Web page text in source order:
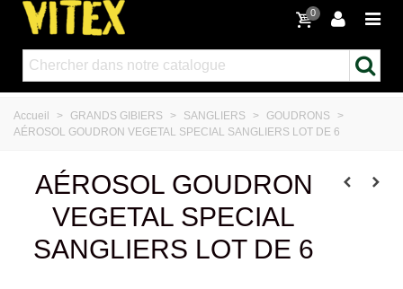
0
Accueil > GRANDS GIBIERS > SANGLIERS > GOUDRONS
>
AÉROSOL GOUDRON VEGETAL SPECIAL SANGLIERS LOT DE 6
AÉROSOL GOUDRON
VEGETAL SPECIAL
SANGLIERS LOT DE 6